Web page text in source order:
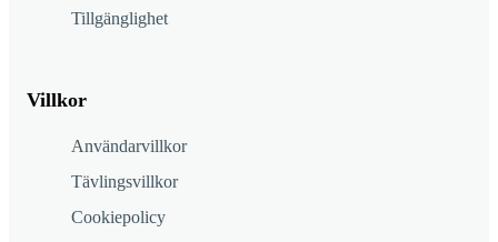
Tillgänglighet
Villkor
Användarvillkor
Tävlingsvillkor
Cookiepolicy